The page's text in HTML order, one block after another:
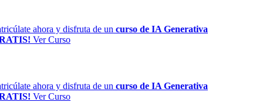
ahora y disfruta de uncurso de IA Generativa
Ver Curso
ahora y disfruta de uncurso de IA Generativa
Ver Curso